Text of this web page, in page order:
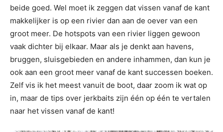
beide goed. Wel moet ik zeggen dat vissen vanaf de kant
makkelijker is op een rivier dan aan de oever van een
groot meer. De hotspots van een rivier liggen gewoon
vaak dichter bij elkaar. Maar als je denkt aan havens,
bruggen, sluisgebieden en andere inhammen, dan kun je
ook aan een groot meer vanaf de kant successen boeken.
Zelf vis ik het meest vanuit de boot, daar zoom ik wat op
in, maar de tips over jerkbaits zijn één op één te vertalen
naar het vissen vanaf de kant!